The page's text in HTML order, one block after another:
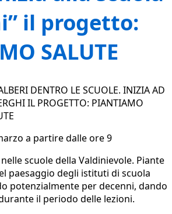
il progetto:
SALUTE
DENTRO LE SCUOLE. INIZIA AD
IL PROGETTO: PIANTIAMO
a partire dalle ore 9
scuole della Valdinievole. Piante
paesaggio degli istituti di scuola
potenzialmente per decenni, dando
il periodo delle lezioni.